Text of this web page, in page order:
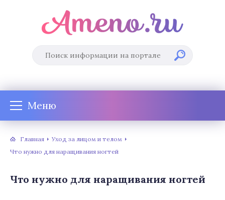
Меню
Главная
Уход за лицом и телом
Что нужно для наращивания ногтей
Что нужно для наращивания ногтей